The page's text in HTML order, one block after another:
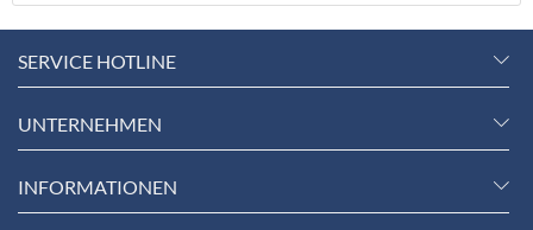
SERVICE HOTLINE
UNTERNEHMEN
INFORMATIONEN